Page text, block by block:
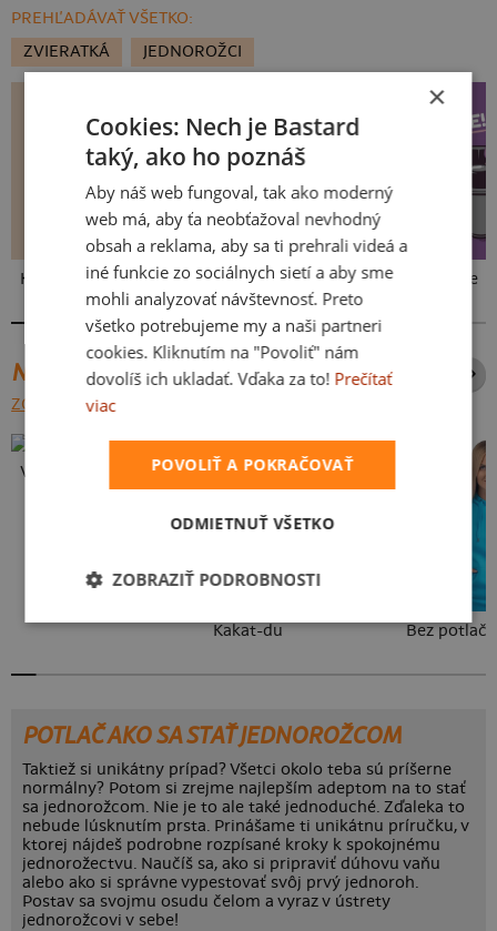
PREHĽADÁVAŤ VŠETKO:
ZVIERATKÁ
JEDNOROŽCI
Kakat-du V presse Vo forme
NAJPREDÁVANEJŠIE POTLAČE
ZOBRAZIŤ VŠETKY
Vlastná potlač
Kakat-du Bez potlače
POTLAČ AKO SA STAŤ JEDNOROŽCOM
Taktiež si unikátny prípad? Všetci okolo teba sú príšerne
normálny? Potom si zrejme najlepším adeptom na to stať
sa jednorožcom. Nie je to ale také jednoduché. Zďaleka to
nebude lúsknutím prsta. Prinášame ti unikátnu príručku, v
ktorej nájdeš podrobne rozpísané kroky k spokojnému
jednorožectvu. Naučíš sa, ako si pripraviť dúhovu vaňu
alebo ako si správne vypestovať svôj prvý jednoroh.
Postav sa svojmu osudu čelom a vyraz v ústrety
jednorožcovi v sebe!
×
Cookies: Nech je Bastard
taký, ako ho poznáš
Aby náš web fungoval, tak ako moderný
web má, aby ťa neobťažoval nevhodný
obsah a reklama, aby sa ti prehrali videá a
iné funkcie zo sociálnych sietí a aby sme
mohli analyzovať návštevnosť. Preto
všetko potrebujeme my a naši partneri
cookies. Kliknutím na "Povoliť" nám
dovolíš ich ukladať. Vďaka za to! Prečítať
viac
POVOLIŤ A POKRAČOVAŤ
ODMIETNUŤ VŠETKO
ZOBRAZIŤ PODROBNOSTI